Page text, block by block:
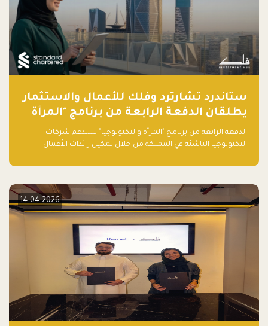
ستاندرد تشارترد وفلك للأعمال والاستثمار
يطلقان الدفعة الرابعة من برنامج "المرأة
والتكنولوجيا" لعام 2026 في المملكة
العربية السعودية
الدفعة الرابعة من برنامج "المرأة والتكنولوجيا" ستدعم شركات
التكنولوجيا الناشئة في المملكة من خلال تمكين رائدات الأعمال
14-04-2026